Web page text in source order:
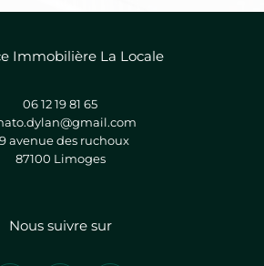
Immobilière La Locale
06 12 19 81 65
avenue des ruchoux
87100
limoges
Nous suivre sur